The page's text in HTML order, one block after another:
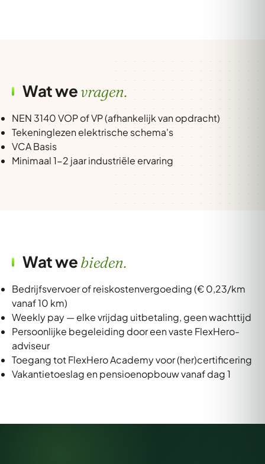
Wat wevragen.
NEN 3140 VOP of VP (afhankelijk van opdracht)
Tekeninglezen elektrische schema's
VCA Basis
Minimaal 1-2 jaar industriële ervaring
Wat webieden.
Bedrijfsvervoer of reiskostenvergoeding (€ 0,23/km
vanaf 10 km)
Weekly pay — elke vrijdag uitbetaling, geen wachttijd
Persoonlijke begeleiding door een vaste FlexHero-
adviseur
Toegang tot FlexHero Academy voor (her)certificering
Vakantietoeslag en pensioenopbouw vanaf dag 1